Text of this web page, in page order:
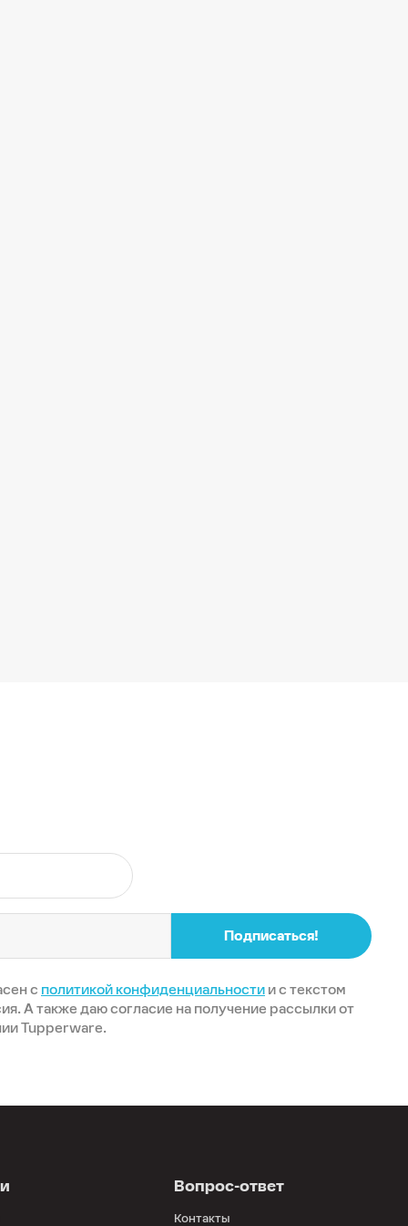
Подписаться!
с политикой конфиденциальностии с текстом
А также даю согласие на получение рассылки от
Tupperware.
Вопрос-ответ
Контакты